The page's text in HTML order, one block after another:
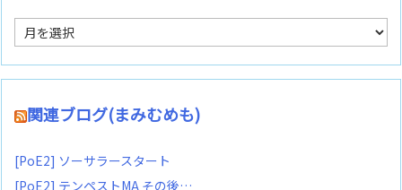
ア
ー
カ
イ
関連ブログ(まみむめも)
[PoE2] ソーサラースタート
[PoE2] テンペストMA その後…